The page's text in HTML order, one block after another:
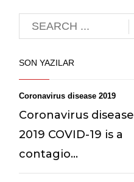
SON YAZILAR
Coronavirus disease 2019
Coronavirus disease
2019 COVID-19 is a
contagio...